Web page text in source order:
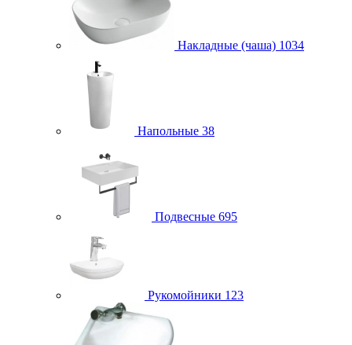
Накладные (чаша) 1034
Напольные 38
Подвесные 695
Рукомойники 123